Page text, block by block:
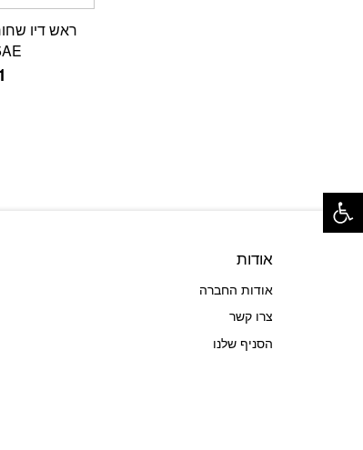
אודות
אודות החברה
צרו קשר
הסניף שלנו
פתח סרגל נגישות